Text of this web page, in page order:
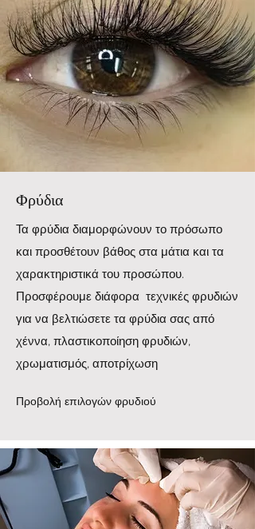
Φρύδια
Τα φρύδια διαμορφώνουν το πρόσωπο
και προσθέτουν βάθος στα μάτια και τα
χαρακτηριστικά του προσώπου.
Προσφέρουμε διάφορα τεχνικές φρυδιών
για να βελτιώσετε τα φρύδια σας από
χέννα, πλαστικοποίηση φρυδιών,
χρωματισμός, αποτρίχωση
Προβολή επιλογών φρυδιού